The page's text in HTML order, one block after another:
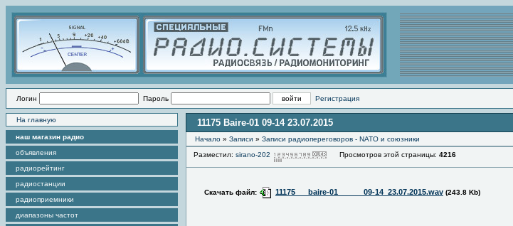
Логин Пароль Регистрация
На главную
наш магазин радио
объявления
радиорейтинг
радиостанции
радиоприемники
диапазоны частот
11175 Baire-01 09-14 23.07.2015
Начало » Записи » Записи радиопереговоров - NATO и союзники
Разместил: sirano-202 Просмотров этой страницы: 4216
Скачать файл: 11175___baire-01______09-14_23.07.2015.wav (243.8 Kb)